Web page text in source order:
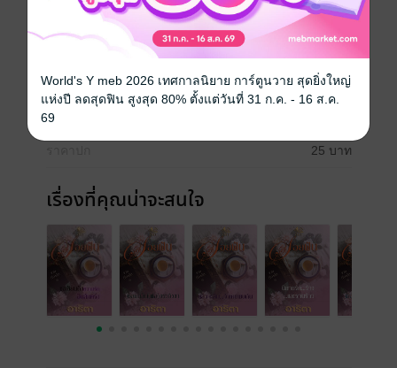
มันเอง
วันที่วางขาย 29 ธันวาคม 2565
ความยาว
25 บาท
เรื่องที่คุณน่าจะสนใจ
World's Y meb 2026 เทศกาลนิยาย การ์ตูนวาย สุดยิ่งใหญ่
แห่งปี ลดสุดฟิน สูงสุด 80% ตั้งแต่วันที่ 31 ก.ค. - 16 ส.ค.
69